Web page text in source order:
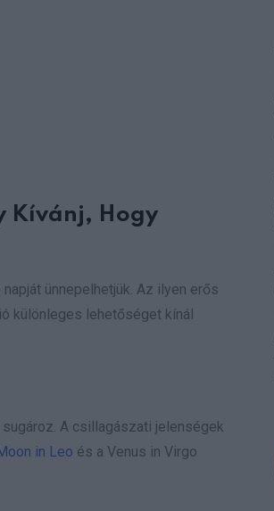
Kívánj, Hogy
ünnepelhetjük. Az ilyen erős
különleges lehetőséget kínál
A csillagászati jelenségek
in Leo és a Venus in Virgo